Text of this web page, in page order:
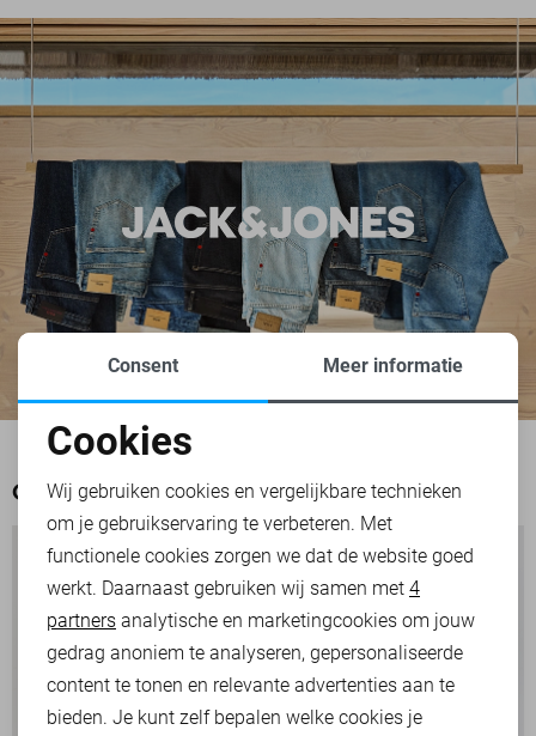
OOK HET BEKIJKEN WAARD
Noodzakelijke cookies
Personalisatie cookies
Analytische cookies
Marketing cookies
Consent Meer informatie
Cookies
Wij gebruiken cookies en vergelijkbare technieken
om je gebruikservaring te verbeteren. Met
functionele cookies zorgen we dat de website goed
werkt. Daarnaast gebruiken wij samen met 4
partners analytische en marketingcookies om jouw
gedrag anoniem te analyseren, gepersonaliseerde
content te tonen en relevante advertenties aan te
bieden. Je kunt zelf bepalen welke cookies je